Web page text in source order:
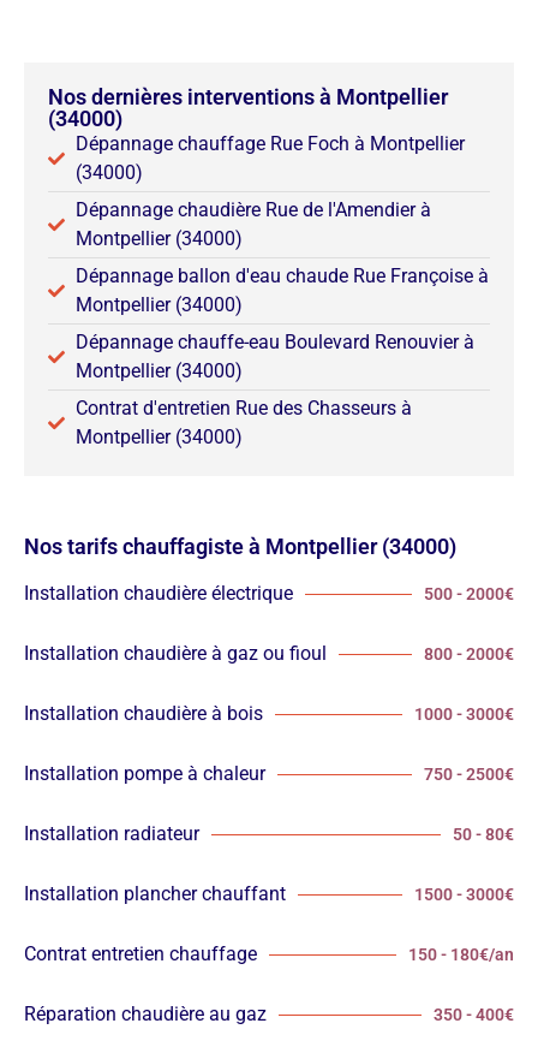
Nos dernières interventions à Montpellier
(34000)
Dépannage chauffage Rue Foch à Montpellier
(34000)
Dépannage chaudière Rue de l'Amendier à
Montpellier (34000)
Dépannage ballon d'eau chaude Rue Françoise à
Montpellier (34000)
Dépannage chauffe-eau Boulevard Renouvier à
Montpellier (34000)
Contrat d'entretien Rue des Chasseurs à
Montpellier (34000)
Nos tarifs chauffagiste à Montpellier (34000)
Installation chaudière électrique 500 - 2000€
Installation chaudière à gaz ou fioul 800 - 2000€
Installation chaudière à bois 1000 - 3000€
Installation pompe à chaleur 750 - 2500€
Installation radiateur 50 - 80€
Installation plancher chauffant 1500 - 3000€
Contrat entretien chauffage 150 - 180€/an
Réparation chaudière au gaz 350 - 400€